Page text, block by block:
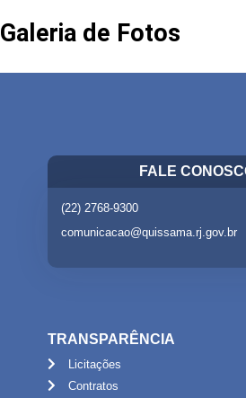
Galeria de Fotos
FALE
(22) 2768-9300
comunicacao@quissama.rj.gov.br
TRANSPARÊNCIA
Licitações
Contratos